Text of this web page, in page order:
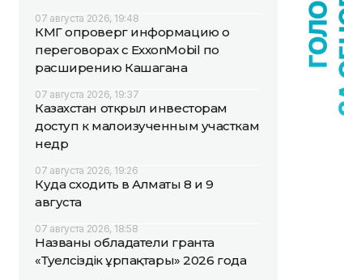
07 августа 2026, 19:48
КМГ опроверг информацию о
переговорах с ExxonMobil по
расширению Кашагана
07 августа 2026, 19:37
Казахстан открыл инвесторам
доступ к малоизученным участкам
недр
07 августа 2026, 19:26
Куда сходить в Алматы 8 и 9
августа
07 августа 2026, 18:58
Названы обладатели гранта
«Тәуелсіздік ұрпақтары» 2026 года